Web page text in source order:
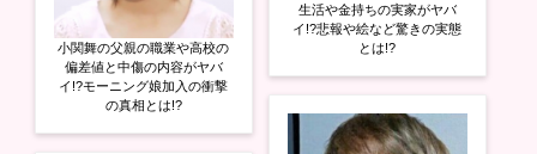
小関舞の父親の職業や高校の
偏差値と中傷の内容がヤバ
イ!?モーニング娘加入の衝撃
の真相とは!?
生活や金持ちの実家がヤバ
イ!?悲報や絵など驚きの実態
とは!?